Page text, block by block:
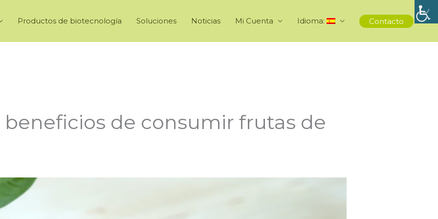
Productos de biotecnología Soluciones Noticias Mi Cuenta Idioma: Contacto
de consumir frutas de